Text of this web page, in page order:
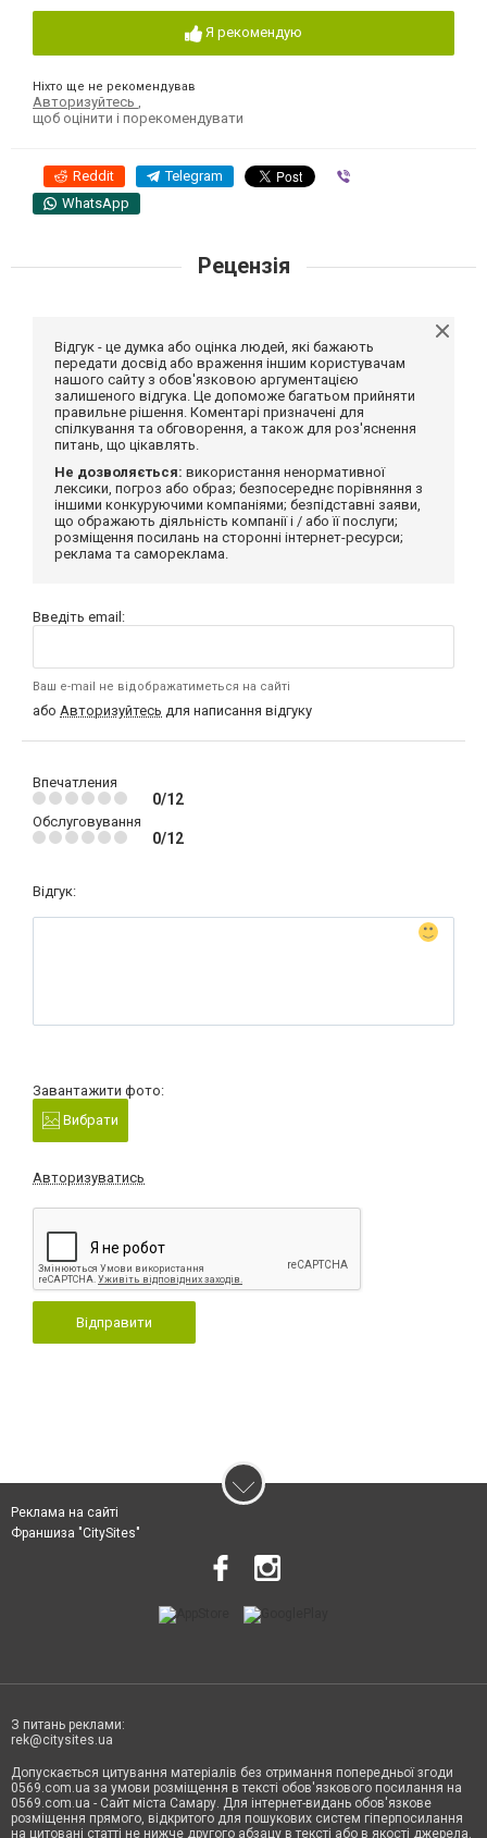
Я рекомендую
Ніхто ще не рекомендував
Авторизуйтесь
щоб оцінити і порекомендувати
Reddit Telegram
WhatsApp
Рецензія
Відгук - це думка або оцінка людей, які бажають
передати досвід або враження іншим користувачам
нашого сайту з обов'язковою аргументацією
залишеного відгука. Це допоможе багатьом прийняти
правильне рішення. Коментарі призначені для
спілкування та обговорення, а також для роз'яснення
питань, що цікавлять.
Не дозволяється: використання ненормативної
лексики, погроз або образ; безпосереднє порівняння з
іншими конкуруючими компаніями; безпідставні заяви,
що ображають діяльність компанії і / або її послуги;
розміщення посилань на сторонні інтернет-ресурси;
реклама та самореклама.
Введіть email:
Ваш e-mail не відображатиметься на сайті
або Авторизуйтесь для написання відгуку
Впечатления
0/12
Обслуговування
0/12
Відгук:
Завантажити фото:
Вибрати
Авторизуватись
Відправити
Реклама на сайті
Франшиза "CitySites"
З питань реклами:
rek@citysites.ua
Допускається цитування матеріалів без отримання попередньої згоди
0569.com.ua за умови розміщення в тексті обов'язкового посилання на
0569.com.ua - Сайт міста Самару. Для інтернет-видань обов'язкове
розміщення прямого, відкритого для пошукових систем гіперпосилання
на цитовані статті не нижче другого абзацу в тексті або в якості джерела.